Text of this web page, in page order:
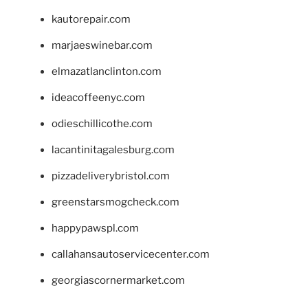
kautorepair.com
marjaeswinebar.com
elmazatlanclinton.com
ideacoffeenyc.com
odieschillicothe.com
lacantinitagalesburg.com
pizzadeliverybristol.com
greenstarsmogcheck.com
happypawspl.com
callahansautoservicecenter.com
georgiascornermarket.com